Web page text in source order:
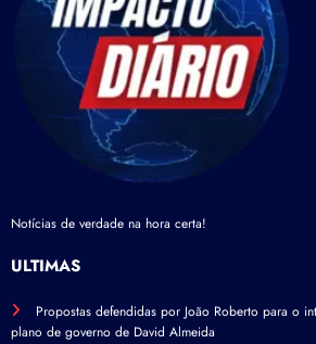
Notícias de verdade na hora certa!
ÚLTIMAS
Propostas defendidas por João Roberto para o
plano de governo de David Almeida